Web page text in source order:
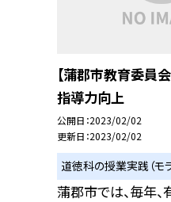
【蒲郡市教育委員
指導力向上
公開日 2023/02/02
更新日 2023/02/02
道徳科の授業実践（モ
蒲郡市では、毎年、